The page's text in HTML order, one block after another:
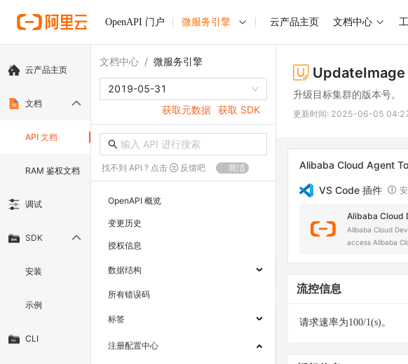
OpenAPI 门户 微服务引擎 云产品主页 文档中心
云产品主页
文档
API 文档
RAM 鉴权文档
调试
SDK
安装
示例
CLI
文档中心 / 微服务引擎
2019-05-31
获取元数据 获取 SDK
找不到 API ? 点击 反馈吧 简洁
OpenAPI 概览
变更历史
授权信息
数据结构
所有错误码
标签
注册配置中心
UpdateImage
升级目标集群的版本号。
更新时间: 2025-06-05
Alibaba Cloud Agent
VS Code 插件
Alibaba Cloud
Alibaba Cloud
access Alibaba
流控信息
请求速率为100/1(s)。